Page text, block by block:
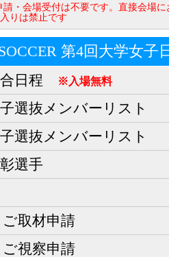
・会場受付は不要です。直接会場
りは禁止です
第4回大学女子
合日程 ※入場無料
選抜メンバーリスト
選抜メンバーリスト
選手
ご取材申請
ご視察申請